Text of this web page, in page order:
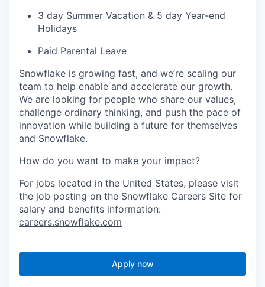
3 day Summer Vacation & 5 day Year-end
Holidays
Paid Parental Leave
Snowflake is growing fast, and we’re scaling our
team to help enable and accelerate our growth.
We are looking for people who share our values,
challenge ordinary thinking, and push the pace of
innovation while building a future for themselves
and Snowflake.
How do you want to make your impact?
For jobs located in the United States, please visit
the job posting on the Snowflake Careers Site for
salary and benefits information:
careers.snowflake.com
Apply now